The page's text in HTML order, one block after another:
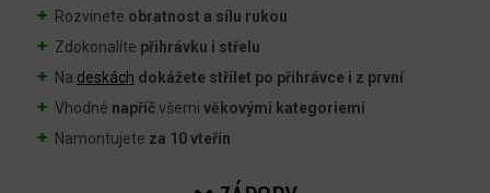
Rozvinete obratnost a sílu rukou
Zdokonalíte přihrávku i střelu
Na deskách dokážete střílet po přihrávce i z první
Vhodné napříčvšemi věkovými kategoriemi
Namontujete za 10 vteřin